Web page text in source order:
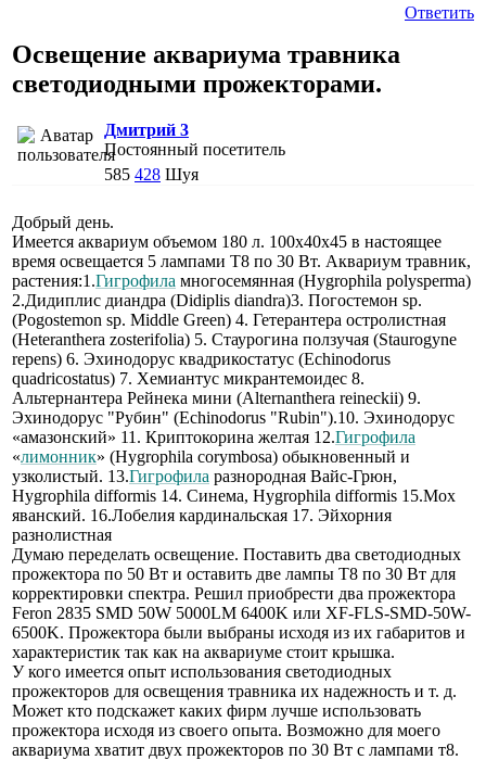
Ответить
Освещение аквариума травника
светодиодными прожекторами.
Дмитрий 3
Постоянный посетитель
585 428 Шуя
Добрый день.
Имеется аквариум объемом 180 л. 100х40х45 в настоящее
время освещается 5 лампами Т8 по 30 Вт. Аквариум травник,
растения:1.Гигрофила многосемянная (Hygrophila polysperma)
2.Дидиплис диандра (Didiplis diandra)3. Погостемон sp.
(Pogostemon sp. Middle Green) 4. Гетерантера остролистная
(Heteranthera zosterifolia) 5. Стаурогина ползучая (Staurogyne
repens) 6. Эхинодорус квадрикостатус (Echinodorus
quadricostatus) 7. Хемиантус микрантемоидес 8.
Альтернантера Рейнека мини (Alternanthera reineckii) 9.
Эхинодорус "Рубин" (Echinodorus "Rubin").10. Эхинодорус
«амазонский» 11. Криптокорина желтая 12.Гигрофила
«лимонник» (Hygrophila corymbosa) обыкновенный и
узколистый. 13.Гигрофила разнородная Вайс-Грюн,
Hygrophila difformis 14. Синема, Hygrophila difformis 15.Мох
яванский. 16.Лобелия кардинальская 17. Эйхорния
разнолистная
Думаю переделать освещение. Поставить два светодиодных
прожектора по 50 Вт и оставить две лампы Т8 по 30 Вт для
корректировки спектра. Решил приобрести два прожектора
Feron 2835 SMD 50W 5000LM 6400K или XF-FLS-SMD-50W-
6500K. Прожектора были выбраны исходя из их габаритов и
характеристик так как на аквариуме стоит крышка.
У кого имеется опыт использования светодиодных
прожекторов для освещения травника их надежность и т. д.
Может кто подскажет каких фирм лучше использовать
прожектора исходя из своего опыта. Возможно для моего
аквариума хватит двух прожекторов по 30 Вт с лампами т8.